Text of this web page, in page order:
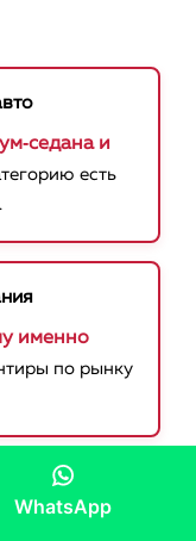
и
есть
именно
по рынку
WhatsApp